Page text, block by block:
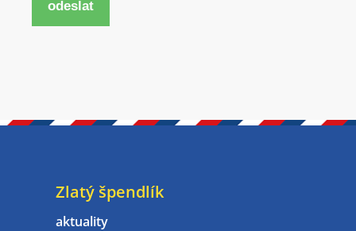
odeslat
Zlatý špendlík
aktuality